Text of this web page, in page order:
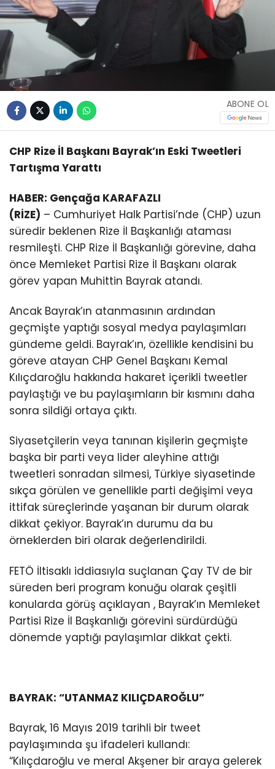
ABONE OL
CHP Rize İl Başkanı Bayrak’ın Eski Tweetleri
Tartışma Yarattı
HABER: Gençağa KARAFAZLI
(RİZE) – Cumhuriyet Halk Partisi’nde (CHP) uzun
süredir beklenen Rize İl Başkanlığı ataması
resmileşti. CHP Rize İl Başkanlığı görevine, daha
önce Memleket Partisi Rize İl Başkanı olarak
görev yapan Muhittin Bayrak atandı.
Ancak Bayrak’ın atanmasının ardından
geçmişte yaptığı sosyal medya paylaşımları
gündeme geldi. Bayrak’ın, özellikle kendisini bu
göreve atayan CHP Genel Başkanı Kemal
Kılıçdaroğlu hakkında hakaret içerikli tweetler
paylaştığı ve bu paylaşımların bir kısmını daha
sonra sildiği ortaya çıktı.
Siyasetçilerin veya tanınan kişilerin geçmişte
başka bir parti veya lider aleyhine attığı
tweetleri sonradan silmesi, Türkiye siyasetinde
sıkça görülen ve genellikle parti değişimi veya
ittifak süreçlerinde yaşanan bir durum olarak
dikkat çekiyor. Bayrak’ın durumu da bu
örneklerden biri olarak değerlendirildi.
FETÖ İltisaklı iddiasıyla suçlanan Çay TV de bir
süreden beri program konuğu olarak çeşitli
konularda görüş açıklayan , Bayrak’ın Memleket
Partisi Rize İl Başkanlığı görevini sürdürdüğü
dönemde yaptığı paylaşımlar dikkat çekti.
BAYRAK: “UTANMAZ KILIÇDAROĞLU”
Bayrak, 16 Mayıs 2019 tarihli bir tweet
paylaşımında şu ifadeleri kullandı:
“Kılıçdaroğlu ve meral Akşener bir araya gelerek